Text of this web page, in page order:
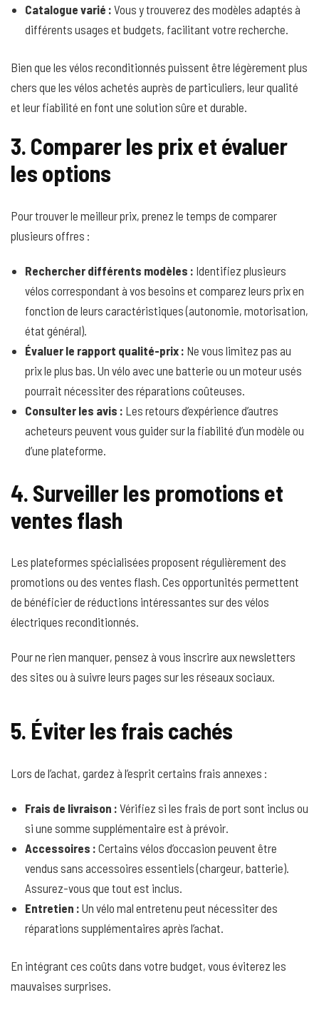
Catalogue varié : Vous y trouverez des modèles adaptés à
différents usages et budgets, facilitant votre recherche.
Bien que les vélos reconditionnés puissent être légèrement plus
chers que les vélos achetés auprès de particuliers, leur qualité
et leur fiabilité en font une solution sûre et durable.
3. Comparer les prix et évaluer
les options
Pour trouver le meilleur prix, prenez le temps de comparer
plusieurs offres :
Rechercher différents modèles : Identifiez plusieurs
vélos correspondant à vos besoins et comparez leurs prix en
fonction de leurs caractéristiques (autonomie, motorisation,
état général).
Évaluer le rapport qualité-prix : Ne vous limitez pas au
prix le plus bas. Un vélo avec une batterie ou un moteur usés
pourrait nécessiter des réparations coûteuses.
Consulter les avis : Les retours d’expérience d’autres
acheteurs peuvent vous guider sur la fiabilité d’un modèle ou
d’une plateforme.
4. Surveiller les promotions et
ventes flash
Les plateformes spécialisées proposent régulièrement des
promotions ou des ventes flash. Ces opportunités permettent
de bénéficier de réductions intéressantes sur des vélos
électriques reconditionnés.
Pour ne rien manquer, pensez à vous inscrire aux newsletters
des sites ou à suivre leurs pages sur les réseaux sociaux.
5. Éviter les frais cachés
Lors de l’achat, gardez à l’esprit certains frais annexes :
Frais de livraison : Vérifiez si les frais de port sont inclus ou
si une somme supplémentaire est à prévoir.
Accessoires : Certains vélos d’occasion peuvent être
vendus sans accessoires essentiels (chargeur, batterie).
Assurez-vous que tout est inclus.
Entretien : Un vélo mal entretenu peut nécessiter des
réparations supplémentaires après l’achat.
En intégrant ces coûts dans votre budget, vous éviterez les
mauvaises surprises.